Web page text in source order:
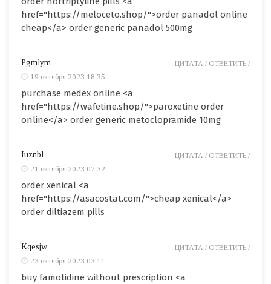
href="https://meloceto.shop/">order panadol online
cheap</a> order generic panadol 500mg
Pgmlym
19 октября 2023 18:35
purchase medex online <a
href="https://wafetine.shop/">paroxetine order
online</a> order generic metoclopramide 10mg
ЦИТАТА / ОТВЕТИТЬ /
Iuznbl
21 октября 2023 07:32
order xenical <a
href="https://asacostat.com/">cheap xenical</a>
order diltiazem pills
ЦИТАТА / ОТВЕТИТЬ /
Kqesjw
23 октября 2023 03:11
buy famotidine without prescription <a
ЦИТАТА / ОТВЕТИТЬ /